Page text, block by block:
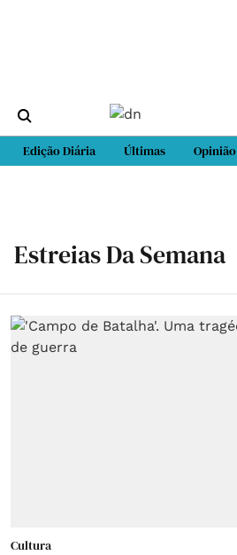
Edição Diária Últimas Opinião
Estreias Da Semana
Cultura